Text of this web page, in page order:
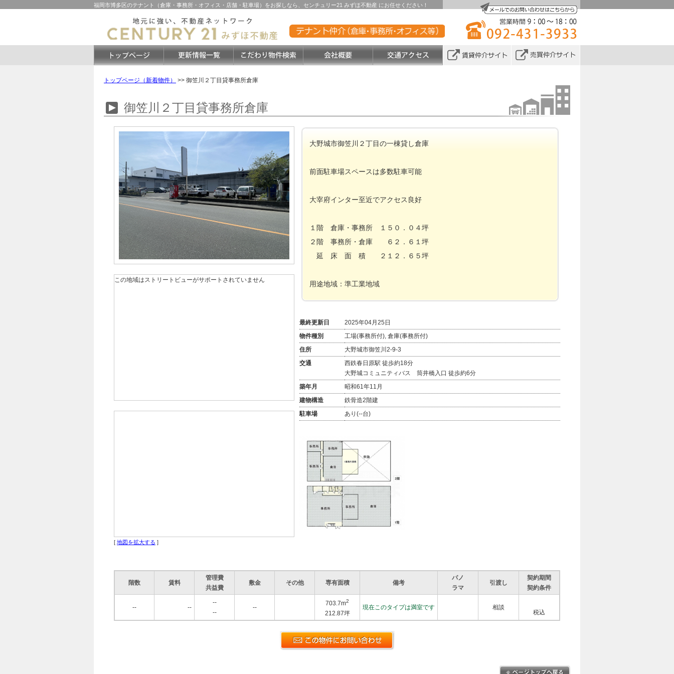
福岡市博多区のテナント（倉庫・事務所・オフィス・店舗・駐車場）をお探しなら、センチュリー21 みずほ不動産 にお任せください！
トップページ（新着物件） >> 御笠川２丁目貸事務所倉庫
御笠川２丁目貸事務所倉庫
この地域はストリートビューがサポートされていません
[ 地図を拡大する ]
大野城市御笠川２丁目の一棟貸し倉庫
前面駐車場スペースは多数駐車可能
大宰府インター至近でアクセス良好
１階 倉庫・事務所 １５０．０４坪
２階 事務所・倉庫 ６２．６１坪
延 床 面 積 ２１２．６５坪
用途地域：準工業地域
最終更新日
2025年04月25日
物件種別
工場(事務所付), 倉庫(事務所付)
住所
大野城市御笠川2-9-3
交通
西鉄春日原駅 徒歩約18分
大野城コミュニティバス 筒井橋入口 徒歩約6分
築年月
昭和61年11月
建物構造
鉄骨造2階建
駐車場
あり(--台)
階数 賃料
管理費
共益費
敷金 その他 専有面積 備考
パノ
ラマ
引渡し
契約期間
契約条件
-- --
--
--
--
703.7m2
212.87坪
現在このタイプは満室です 相談
税込